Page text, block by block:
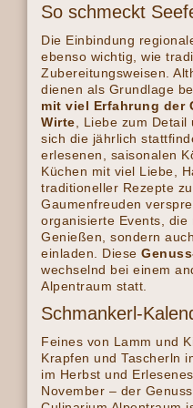
So schmeckt
Die Einbindung
ebenso wichtig, wie
Zubereitungsweisen.
dienen als Grundlage
mit viel Erfahrung der
Wirte , Liebe zum
sich die jährlich
erlesenen, saisonalen
Küchen mit viel Liebe,
traditioneller Rezepte
Gaumenfreuden
organisierte Events, die
Genießen, sondern
einladen. Diese
wechselnd bei einem
Alpentraum statt.
Schmankerl-
Feines von Lamm und
Krapfen und Tascherln
im Herbst und
November – der